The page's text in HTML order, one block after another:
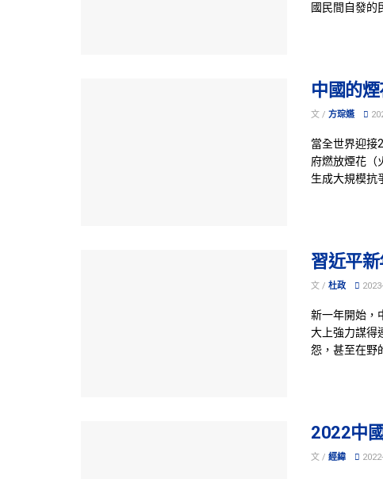
國民間自發的
中國的
文 / 方琮嬿
當全世界迎接
府燃放煙花（
生成大規模抗
習近平
文 / 杜政
新一年開始，
大上強力謀得
怨，甚至在野
2022中
文 / 經緯